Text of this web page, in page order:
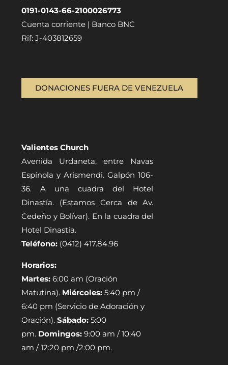
0191-0143-66-2100026773
Cuenta corriente | Banco BNC
Rif: J-403812659
DONACIONES FUERA DE VENEZUELA
Valientes Church
Avenida Urdaneta, entre Navas
Espínola y Arismendi. Galpón 106-
36. A una cuadra del Hotel
Dinastía. (Estamos Cerca de Av.
Cedeño y Bolívar). En la cuadra del
Hotel Dinastía.
Teléfono: (0412) 417.84.96
Horarios:
Martes: 6:00 am (Oración
Matutina). Miércoles: 5:40 pm /
6:40 pm (Servicio de Adoración y
Oración). Sábado: 5:00
pm. Domingos: 9:00 am / 10:40
am / 12:20 pm /2:00 pm.